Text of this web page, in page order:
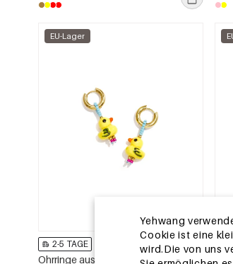
Yehwang
Cookie ist eine
wird.Die von uns
EU-Lager
2-5 TAGE
Ohrringe aus Edelstahlperlen,